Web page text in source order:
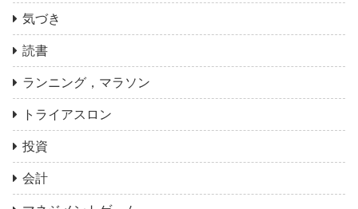
気づき
読書
ランニング，マラソン
トライアスロン
投資
会計